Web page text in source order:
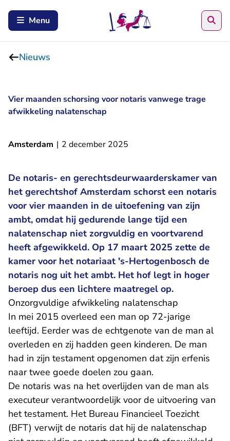
Menu
Nieuws
Vier maanden schorsing voor notaris vanwege trage
afwikkeling nalatenschap
Amsterdam | 2 december 2025
De notaris- en gerechtsdeurwaarderskamer van
het gerechtshof Amsterdam schorst een notaris
voor vier maanden in de uitoefening van zijn
ambt, omdat hij gedurende lange tijd een
nalatenschap niet zorgvuldig en voortvarend
heeft afgewikkeld. Op 17 maart 2025 zette de
kamer voor het notariaat 's-Hertogenbosch de
notaris nog uit het ambt. Het hof legt in hoger
beroep dus een lichtere maatregel op.
Onzorgvuldige afwikkeling nalatenschap
In mei 2015 overleed een man op 72-jarige
leeftijd. Eerder was de echtgenote van de man al
overleden en zij hadden geen kinderen. De man
had in zijn testament opgenomen dat zijn erfenis
naar twee goede doelen zou gaan.
De notaris was na het overlijden van de man als
executeur verantwoordelijk voor de uitvoering van
het testament. Het Bureau Financieel Toezicht
(BFT) verwijt de notaris dat hij de nalatenschap